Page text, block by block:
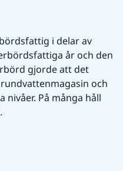
i delar av
år och den
gjorde att det
och
På många håll